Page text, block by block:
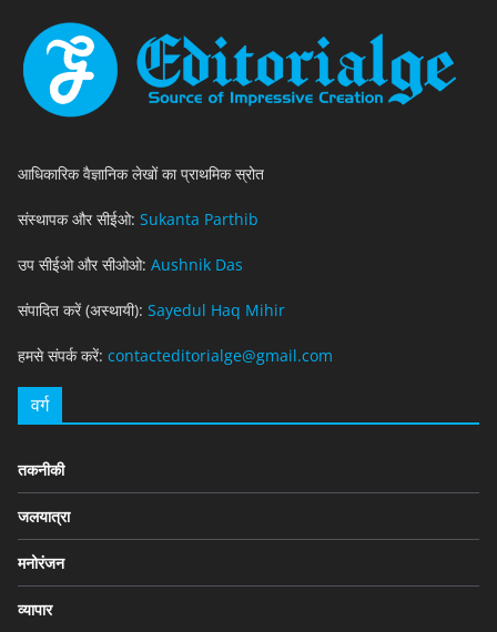
आधिकारिक वैज्ञानिक लेखों का प्राथमिक स्रोत
संस्थापक और सीईओ: Sukanta Parthib
उप सीईओ और सीओओ: Aushnik Das
संपादित करें (अस्थायी): Sayedul Haq Mihir
हमसे संपर्क करें: contacteditorialge@gmail.com
वर्ग
तकनीकी
जलयात्रा
मनोरंजन
व्यापार